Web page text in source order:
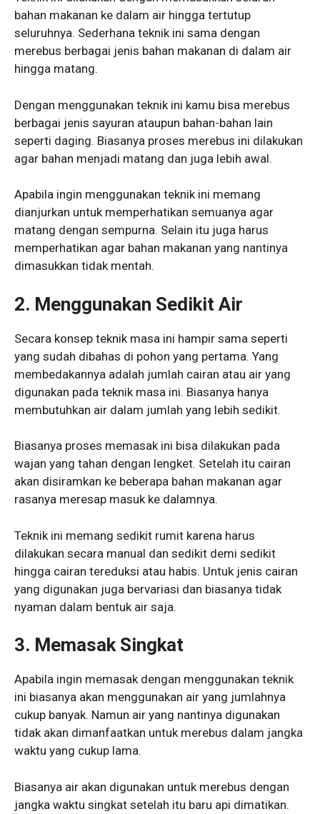
bahan makanan ke dalam air hingga tertutup
seluruhnya. Sederhana teknik ini sama dengan
merebus berbagai jenis bahan makanan di dalam air
hingga matang.
Dengan menggunakan teknik ini kamu bisa merebus
berbagai jenis sayuran ataupun bahan-bahan lain
seperti daging. Biasanya proses merebus ini dilakukan
agar bahan menjadi matang dan juga lebih awal.
Apabila ingin menggunakan teknik ini memang
dianjurkan untuk memperhatikan semuanya agar
matang dengan sempurna. Selain itu juga harus
memperhatikan agar bahan makanan yang nantinya
dimasukkan tidak mentah.
2. Menggunakan Sedikit Air
Secara konsep teknik masa ini hampir sama seperti
yang sudah dibahas di pohon yang pertama. Yang
membedakannya adalah jumlah cairan atau air yang
digunakan pada teknik masa ini. Biasanya hanya
membutuhkan air dalam jumlah yang lebih sedikit.
Biasanya proses memasak ini bisa dilakukan pada
wajan yang tahan dengan lengket. Setelah itu cairan
akan disiramkan ke beberapa bahan makanan agar
rasanya meresap masuk ke dalamnya.
Teknik ini memang sedikit rumit karena harus
dilakukan secara manual dan sedikit demi sedikit
hingga cairan tereduksi atau habis. Untuk jenis cairan
yang digunakan juga bervariasi dan biasanya tidak
nyaman dalam bentuk air saja.
3. Memasak Singkat
Apabila ingin memasak dengan menggunakan teknik
ini biasanya akan menggunakan air yang jumlahnya
cukup banyak. Namun air yang nantinya digunakan
tidak akan dimanfaatkan untuk merebus dalam jangka
waktu yang cukup lama.
Biasanya air akan digunakan untuk merebus dengan
jangka waktu singkat setelah itu baru api dimatikan.